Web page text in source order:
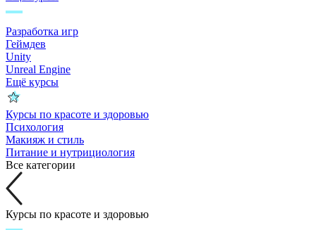
Разработка игр
Геймдев
Unity
Unreal Engine
Ещё курсы
Курсы по красоте и здоровью
Психология
Макияж и стиль
Питание и нутрициология
Все категории
Курсы по красоте и здоровью